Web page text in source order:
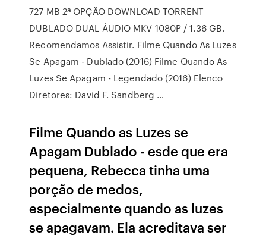
727 MB 2ª OPÇÃO DOWNLOAD TORRENT
DUBLADO DUAL ÁUDIO MKV 1080P / 1.36 GB.
Recomendamos Assistir. Filme Quando As Luzes
Se Apagam - Dublado (2016) Filme Quando As
Luzes Se Apagam - Legendado (2016) Elenco
Diretores: David F. Sandberg …
Filme Quando as Luzes se
Apagam Dublado - esde que era
pequena, Rebecca tinha uma
porção de medos,
especialmente quando as luzes
se apagavam. Ela acreditava ser